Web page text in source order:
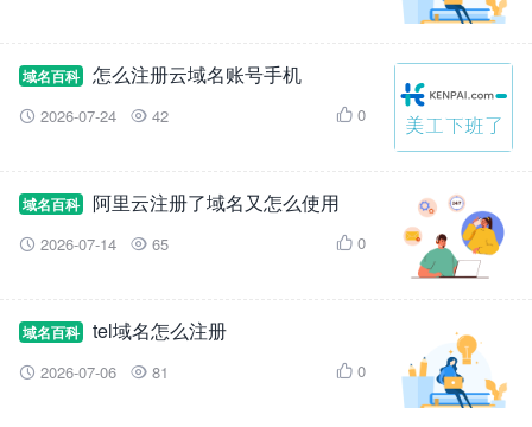
域名百科 怎么注册云域名账号手机
 2026-07-24  42  0
域名百科 阿里云注册了域名又怎么使用
 2026-07-14  65  0
域名百科 tel域名怎么注册
 2026-07-06  81  0